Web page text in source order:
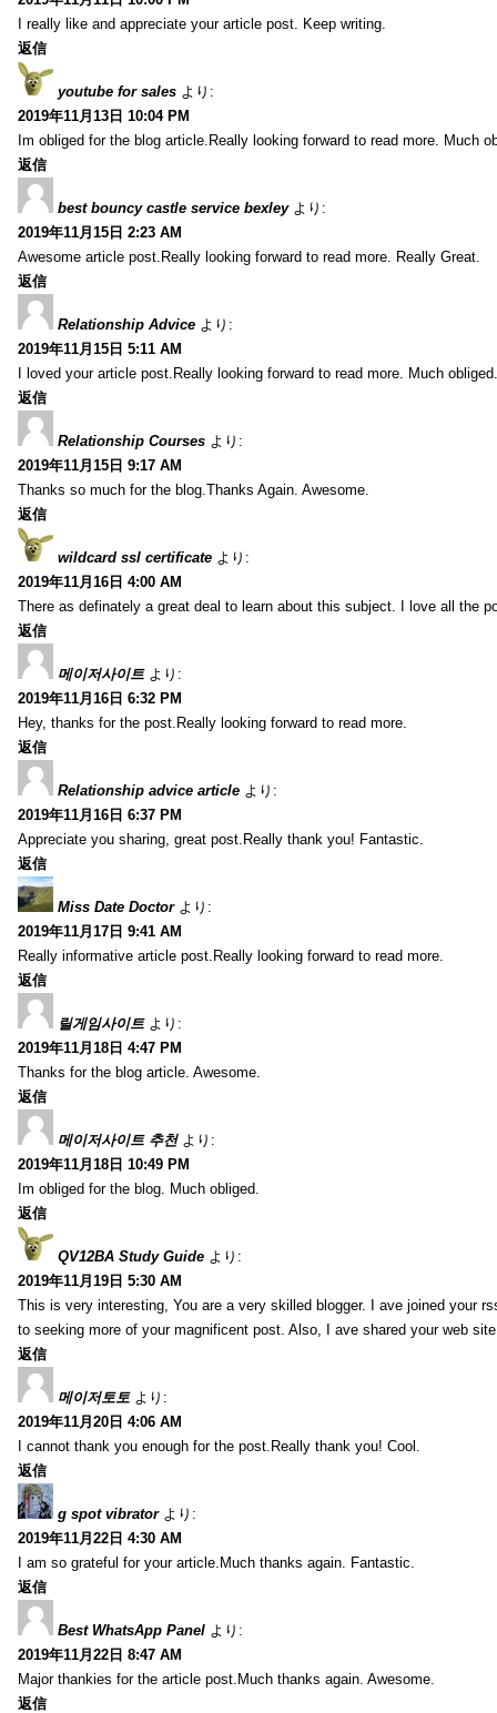
I really like and appreciate your article post. Keep writing.
返信
youtube for sales より:
2019年11月13日 10:04 PM
Im obliged for the blog article.Really looking forward to read more. Much
返信
best bouncy castle service bexley より:
2019年11月15日 2:23 AM
Awesome article post.Really looking forward to read more. Really Great.
返信
Relationship Advice より:
2019年11月15日 5:11 AM
I loved your article post.Really looking forward to read more. Much obliged.
返信
Relationship Courses より:
2019年11月15日 9:17 AM
Thanks so much for the blog.Thanks Again. Awesome.
返信
wildcard ssl certificate より:
2019年11月16日 4:00 AM
There as definately a great deal to learn about this subject. I love all the
返信
메이저사이트 より:
2019年11月16日 6:32 PM
Hey, thanks for the post.Really looking forward to read more.
返信
Relationship advice article より:
2019年11月16日 6:37 PM
Appreciate you sharing, great post.Really thank you! Fantastic.
返信
Miss Date Doctor より:
2019年11月17日 9:41 AM
Really informative article post.Really looking forward to read more.
返信
릴게임사이트 より:
2019年11月18日 4:47 PM
Thanks for the blog article. Awesome.
返信
메이저사이트 추천 より:
2019年11月18日 10:49 PM
Im obliged for the blog. Much obliged.
返信
QV12BA Study Guide より:
2019年11月19日 5:30 AM
This is very interesting, You are a very skilled blogger. I ave joined your
to seeking more of your magnificent post. Also, I ave shared your web
返信
메이저토토 より:
2019年11月20日 4:06 AM
I cannot thank you enough for the post.Really thank you! Cool.
返信
g spot vibrator より:
2019年11月22日 4:30 AM
I am so grateful for your article.Much thanks again. Fantastic.
返信
Best WhatsApp Panel より:
2019年11月22日 8:47 AM
Major thankies for the article post.Much thanks again. Awesome.
返信